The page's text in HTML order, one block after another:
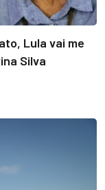
Lula vai me
Silva